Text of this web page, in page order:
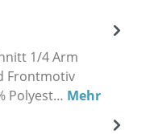
1/4 Arm
Frontmotiv
Polyest… Mehr